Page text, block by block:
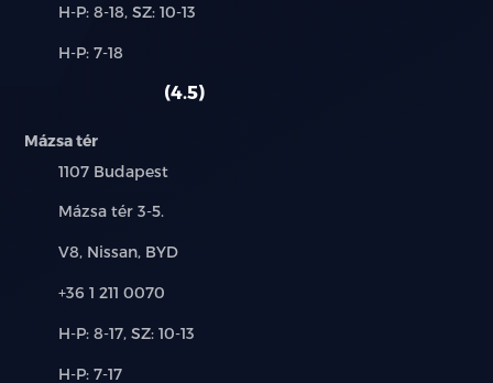
Új-
használt
H-P: 8-18, SZ: 10-13
Alkatrész,
H-P: 7-18
4.5
Mázsa tér
Település:
1107 Budapest
Cím:
Mázsa tér 3-5.
Márkák:
V8, Nissan, BYD
Telefon:
+36 1 211 0070
Új-
használt
H-P: 8-17, SZ: 10-13
Alkatrész,
H-P: 7-17